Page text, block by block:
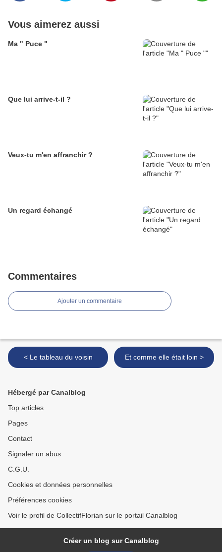
Vous aimerez aussi
Ma " Puce "
Que lui arrive-t-il ?
Veux-tu m'en affranchir ?
Un regard échangé
Commentaires
Ajouter un commentaire
< Le tableau du voisin Et comme elle était loin >
Hébergé par Canalblog
Top articles
Pages
Contact
Signaler un abus
C.G.U.
Cookies et données personnelles
Préférences cookies
Voir le profil de CollectifFlorian sur le portail Canalblog
Créer un blog sur Canalblog